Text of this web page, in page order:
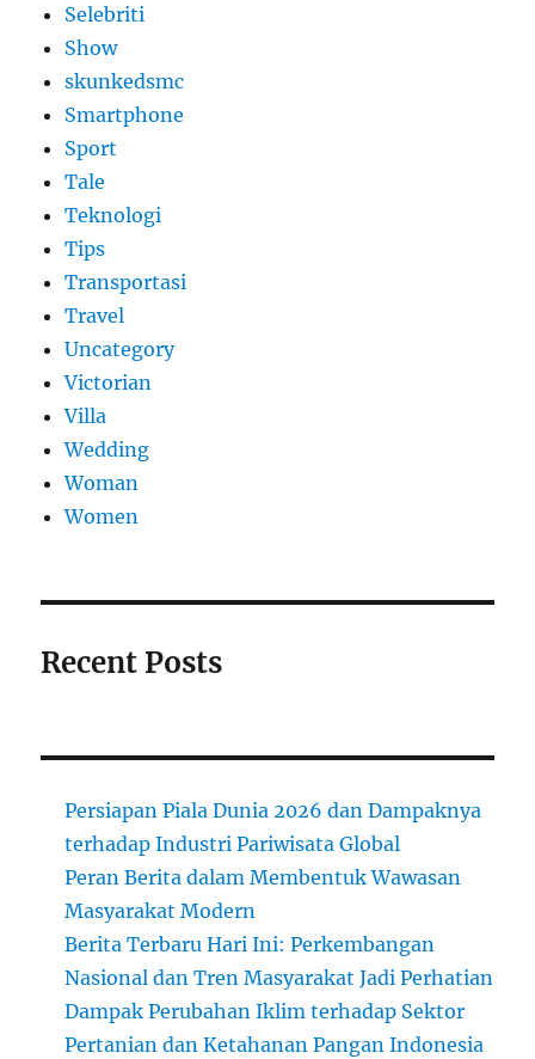
Selebriti
Show
skunkedsmc
Smartphone
Sport
Tale
Teknologi
Tips
Transportasi
Travel
Uncategory
Victorian
Villa
Wedding
Woman
Women
Recent Posts
Persiapan Piala Dunia 2026 dan Dampaknya
terhadap Industri Pariwisata Global
Peran Berita dalam Membentuk Wawasan
Masyarakat Modern
Berita Terbaru Hari Ini: Perkembangan
Nasional dan Tren Masyarakat Jadi Perhatian
Dampak Perubahan Iklim terhadap Sektor
Pertanian dan Ketahanan Pangan Indonesia